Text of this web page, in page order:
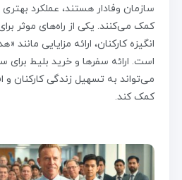
سازمان وفادار هستند، عملکرد بهتری
کمک می‌کنند. یکی از راه‌های موثر
انگیزه کارکنان، ارائه مزایایی مانند
است. ارائه سفرها و خرید بلیط برای
می‌تواند به تسهیل زندگی کارکنان و
کمک کند.